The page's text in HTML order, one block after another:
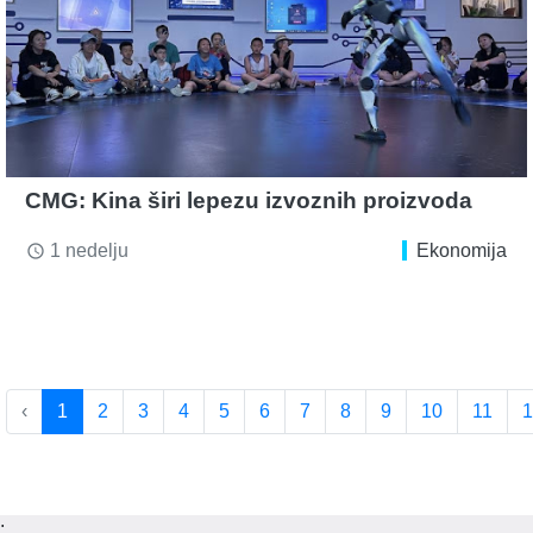
CMG: Kina širi lepezu izvoznih proizvoda
access_time 1 nedelju Ekonomija
‹ 1 2 3 4 5 6 7 8 9 10 11
;